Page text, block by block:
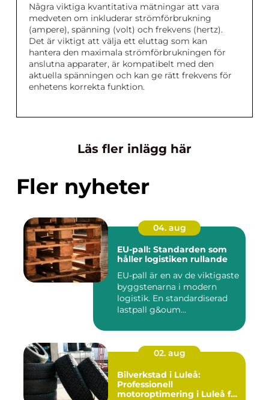
Några viktiga kvantitativa mätningar att vara
medveten om inkluderar strömförbrukning
(ampere), spänning (volt) och frekvens (hertz).
Det är viktigt att välja ett eluttag som kan
hantera den maximala strömförbrukningen för
anslutna apparater, är kompatibelt med den
aktuella spänningen och kan ge rätt frekvens för
enhetens korrekta funktion.
Läs fler inlägg här
Fler nyheter
04. aug
EU-pall: Standarden som
håller logistiken rullande
EU-pall är en av de viktigaste
byggstenarna i modern
logistik. En standardiserad
lastpall g&oum...
02. aug
Bilverkstad i Luleå:
Professionell
motoroptimering i Luleå för